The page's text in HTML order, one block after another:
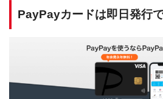
PayPayカードは即日発行